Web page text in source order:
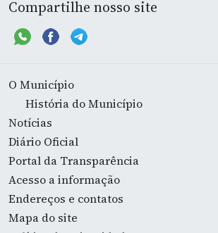
Compartilhe nosso site
O Município
História do Município
Notícias
Diário Oficial
Portal da Transparência
Acesso a informação
Endereços e contatos
Mapa do site